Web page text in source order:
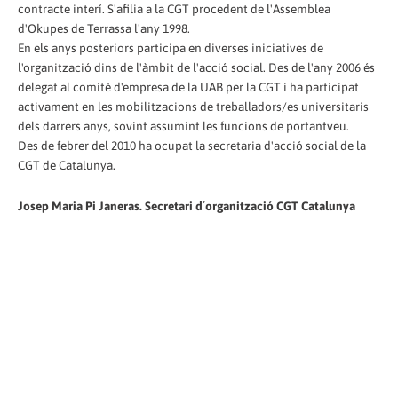
contracte interí. S'afilia a la CGT procedent de l'Assemblea
d'Okupes de Terrassa l'any 1998.
En els anys posteriors participa en diverses iniciatives de
l'organització dins de l'àmbit de l'acció social. Des de l'any 2006 és
delegat al comitè d'empresa de la UAB per la CGT i ha participat
activament en les mobilitzacions de treballadors/es universitaris
dels darrers anys, sovint assumint les funcions de portantveu.
Des de febrer del 2010 ha ocupat la secretaria d'acció social de la
CGT de Catalunya.
Josep Maria Pi Janeras. Secretari d´organització CGT Catalunya